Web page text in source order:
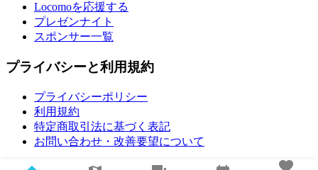
Locomoを応援する
プレゼンナイト
スポンサー一覧
プライバシーと利用規約
プライバシーポリシー
利用規約
特定商取引法に基づく表記
お問い合わせ・改善要望について